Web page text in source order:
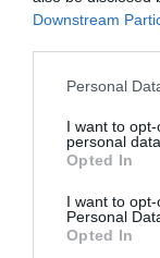
Downstream
Personal
I want to
personal data.
Opted In
I want to
Personal
Opted In
μεγαλύτερα
κυριαρχεί
διακριτικό
δερμάτινη
μέρος της
Η Mendes